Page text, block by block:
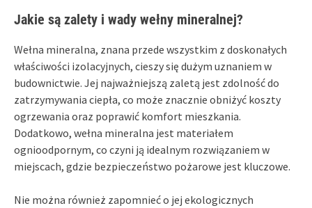
Jakie są zalety i wady wełny mineralnej?
Wełna mineralna, znana przede wszystkim z doskonałych
właściwości izolacyjnych, cieszy się dużym uznaniem w
budownictwie. Jej najważniejszą zaletą jest zdolność do
zatrzymywania ciepła, co może znacznie obniżyć koszty
ogrzewania oraz poprawić komfort mieszkania.
Dodatkowo, wełna mineralna jest materiałem
ognioodpornym, co czyni ją idealnym rozwiązaniem w
miejscach, gdzie bezpieczeństwo pożarowe jest kluczowe.
Nie można również zapomnieć o jej ekologicznych